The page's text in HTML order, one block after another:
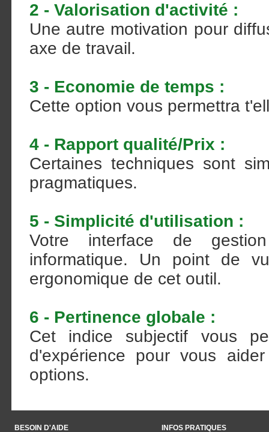
2 - Valorisation d'activité :
Une autre motivation pour
axe de travail.
3 - Economie de temps :
Cette option vous permettra
4 - Rapport qualité/Prix :
Certaines techniques sont
pragmatiques.
5 - Simplicité d'utilisation :
Votre interface de
informatique. Un point de
ergonomique de cet outil.
6 - Pertinence globale :
Cet indice subjectif vous
d'expérience pour vous
options.
BESOIN D'AIDE
INFOS PRATIQUES